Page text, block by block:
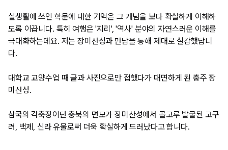
실생활에 쓰인 학문에 대한 기억은 그 개념을 보다 확실하게 이해하
도록 이끕니다. 특히 여행은 '지리', '역사' 분야의 자연스러운 이해를
극대화하는데요. 저는 장미산성과 만남을 통해 제대로 실감했답니
다.
​대학교 교양수업 때 글과 사진으로만 접했다가 대면하게 된 충주 장
미산성.
​삼국의 각축장이던 충북의 면모가 장미산성에서 골고루 발굴된 고구
려, 백제, 신라 유물로써 더욱 확실하게 드러났다고 합니다.